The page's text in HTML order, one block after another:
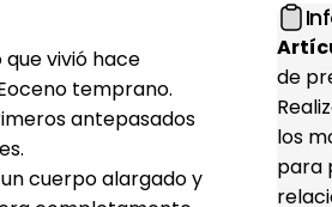
vivió hace
temprano.
antepasados
cuerpo alargado y
de
los
para